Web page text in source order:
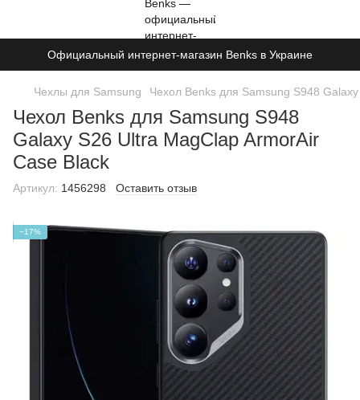
Официальный интернет-магазин Benks в Украине
Чехлы для Samsung Чехол Benks для Samsung S948
Чехол Benks для Samsung S948
Galaxy S26 Ultra MagClap ArmorAir
Case Black
Артикул: 1456298 Оставить отзыв
−17%